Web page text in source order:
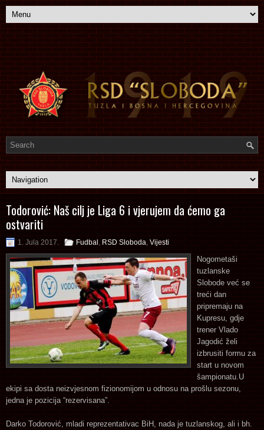
Todorović: Naš cilj je Liga 6 i vjerujem da ćemo ga
ostvariti
1. Jula 2017. Fudbal RSD Sloboda Vijesti
Nogometaši
tuzlanske
Slobode već se
treći dan
pripremaju na
Kupresu, gdje
trener Vlado
Jagodić želi
izbrusiti formu za
start u novom
šampionatu.U
ekipi sa dosta neizvjesnom fizionomijom u odnosu na prošlu sezonu,
jedna je pozicija “rezervisana”.
Darko Todorović, mladi reprezentativac BiH, nada je tuzlanskog, ali i bh.